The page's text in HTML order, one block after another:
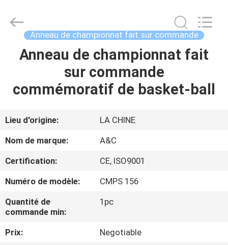
MAISON
PRODUITS
AU
SUJET
DE
VISITE
commande
Fournisseur.
Rights
Anneau de championnat fait sur commande
Anneau de championnat fait
sur commande
commémoratif de basket-ball
Lieu d'origine:
LA CHINE
Nom de marque:
A&C
Certification:
CE, ISO9001
Numéro de modèle:
CMPS 156
Quantité de
commande min:
1pc
Prix:
Negotiable